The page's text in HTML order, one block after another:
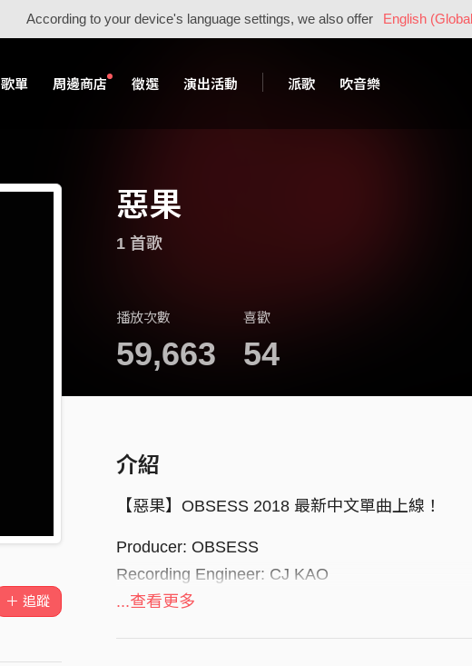
According to your device's language settings, we also offer English
歌單 周邊商店 徵選 演出活動 派歌 吹音樂
惡果
1 首歌
播放次數
59,663
喜歡
54
＋ 追蹤
介紹
【惡果】OBSESS 2018 最新中文單曲上線！
Producer: OBSESS
Recording Engineer: CJ KAO
Mixing Engineer: CJ KAO
...查看更多